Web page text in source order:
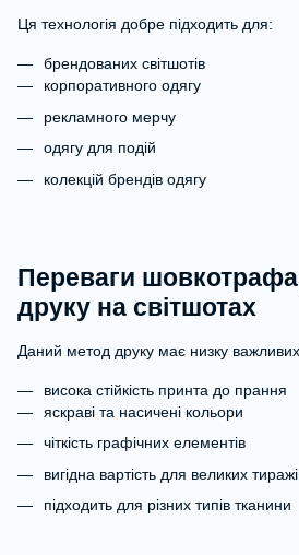
Ця технологія добре підходить для:
брендованих світшотів
корпоративного одягу
рекламного мерчу
одягу для подій
колекцій брендів одягу
Переваги
друку на світшотах
Даний метод друку має низку
висока стійкість принта до прання
яскраві та насичені кольори
чіткість графічних елементів
вигідна вартість для великих
підходить для різних типів тканини